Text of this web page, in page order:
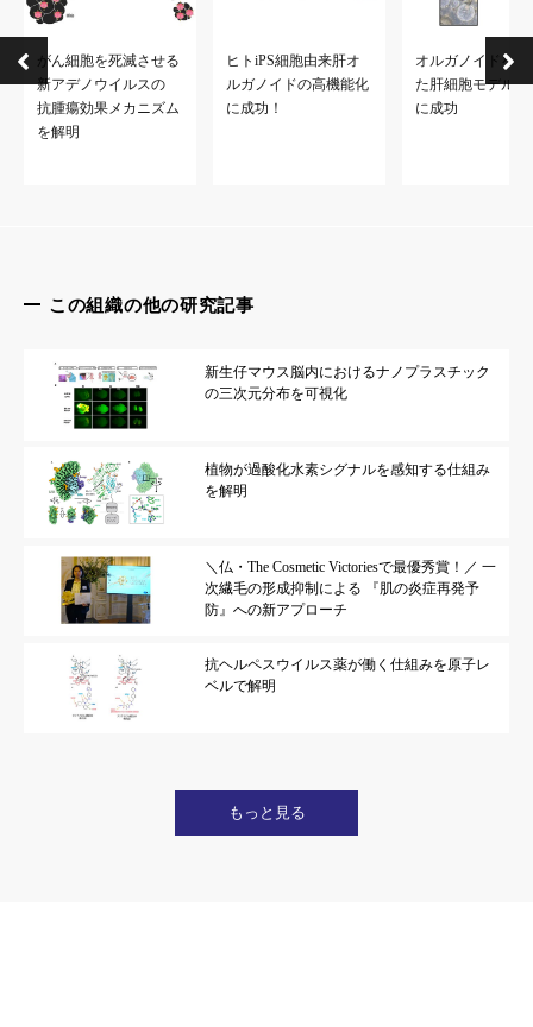
がん細胞を死滅させる
新アデノウイルスの
抗腫瘍効果メカニズム
を解明
ヒトiPS細胞由来肝オ
ルガノイドの高機能化
に成功！
オルガノイドを応
た肝細胞モデルの
に成功
この組織の他の研究記事
新生仔マウス脳内におけるナノプラスチック
の三次元分布を可視化
植物が過酸化水素シグナルを感知する仕組み
を解明
＼仏・The Cosmetic Victoriesで最優秀賞！／ 一
次繊毛の形成抑制による 『肌の炎症再発予
防』への新アプローチ
抗ヘルペスウイルス薬が働く仕組みを原子レ
ベルで解明
もっと見る